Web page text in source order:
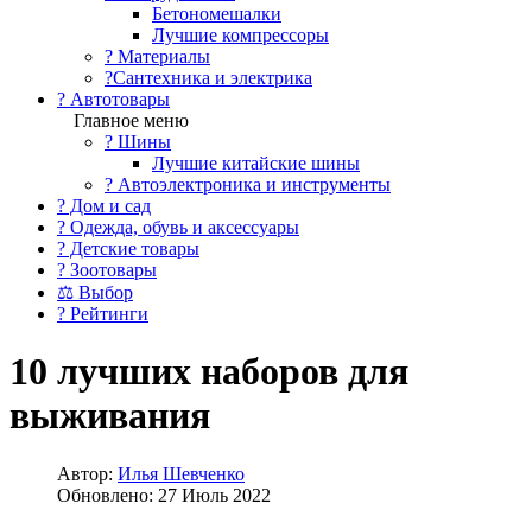
Бетономешалки
Лучшие компрессоры
? Материалы
?Сантехника и электрика
? Автотовары
Главное меню
? Шины
Лучшие китайские шины
? Автоэлектроника и инструменты
? Дом и сад
? Одежда, обувь и аксессуары
? Детские товары
? Зоотовары
⚖ Выбор
? Рейтинги
10 лучших наборов для
выживания
Автор: Илья Шевченко
Обновлено: 27 Июль 2022